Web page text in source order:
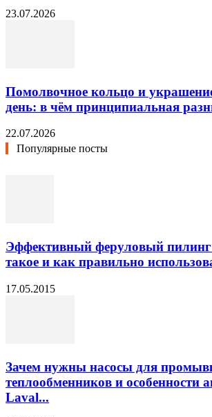
23.07.2026
Помолвочное кольцо и
день: в чём принципиальная
22.07.2026
Популярные посты
Эффективный феруловый пилинг
такое и как правильно
17.05.2015
Зачем нужны насосы для
теплообменников и особенности
Laval...